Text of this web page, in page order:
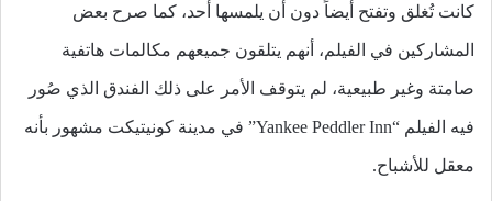
كانت تُغلق وتفتح أيضاً دون أن يلمسها أحد، كما صرح بعض
المشاركين في الفيلم، أنهم يتلقون جميعهم مكالمات هاتفية
صامتة وغير طبيعية، لم يتوقف الأمر على ذلك الفندق الذي صُور
فيه الفيلم “Yankee Peddler Inn” في مدينة كونيتيكت مشهور بأنه
معقل للأشباح.